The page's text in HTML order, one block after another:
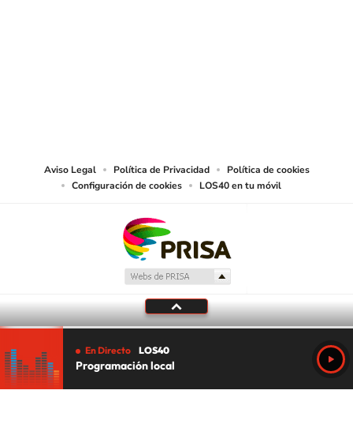
Aviso Legal Política de Privacidad
Política de cookies
Configuración de cookies
LOS40 en tu móvil
En Directo LOS40
Programación local